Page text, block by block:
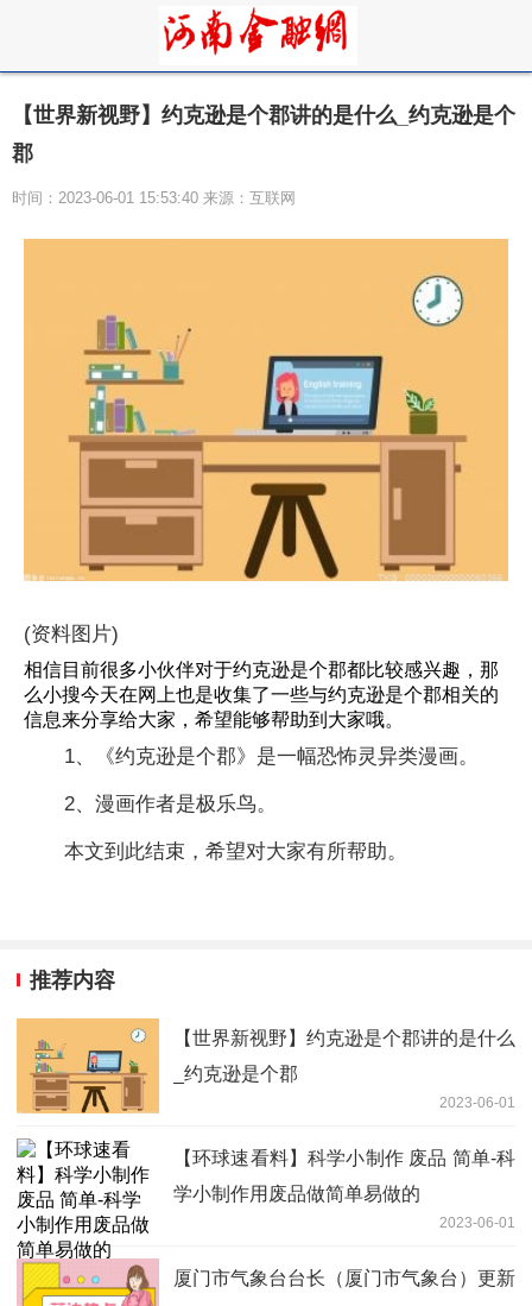
【世界新视野】约克逊是个郡讲的是什么_约克逊是个
郡
时间：2023-06-01 15:53:40 来源：互联网
(资料图片)
相信目前很多小伙伴对于约克逊是个郡都比较感兴趣，那
么小搜今天在网上也是收集了一些与约克逊是个郡相关的
信息来分享给大家，希望能够帮助到大家哦。
1、《约克逊是个郡》是一幅恐怖灵异类漫画。
2、漫画作者是极乐鸟。
本文到此结束，希望对大家有所帮助。
推荐内容
【世界新视野】约克逊是个郡讲的是什么
_约克逊是个郡
2023-06-01
【环球速看料】科学小制作 废品 简单-科
学小制作用废品做简单易做的
2023-06-01
厦门市气象台台长（厦门市气象台）更新